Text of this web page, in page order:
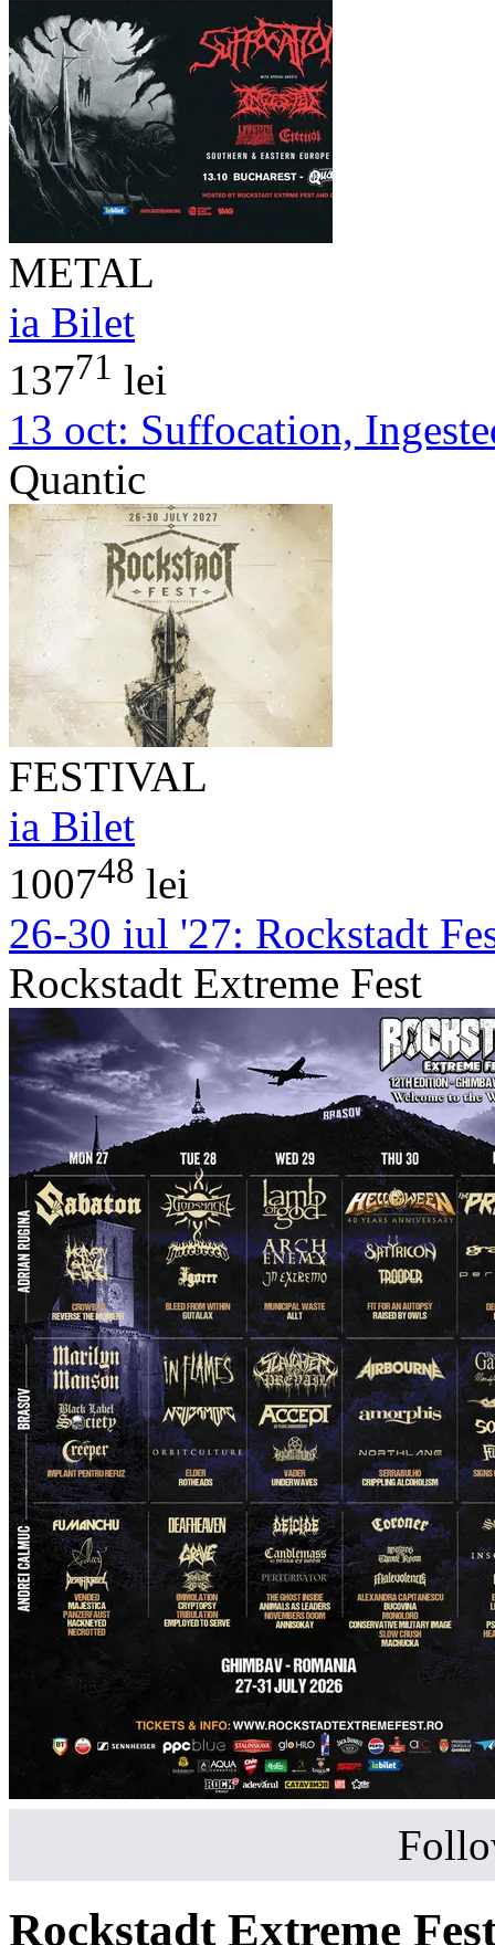
METAL
ia Bilet
13771 lei
13 oct: Suffocation,
Quantic
FESTIVAL
ia Bilet
100748 lei
26-30 iul '27: Rockstadt
Rockstadt Extreme Fest
Rockstadt Extreme